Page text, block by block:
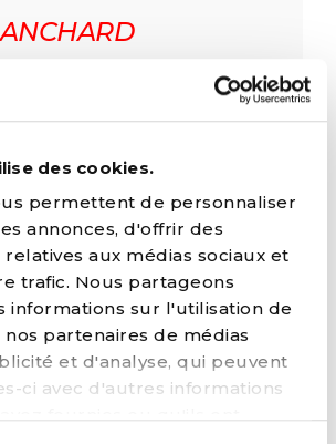
des cookies.
permettent de personnaliser
annonces, d'offrir des
aux médias sociaux et
trafic. Nous partageons
informations sur l'utilisation de
partenaires de médias
et d'analyse, qui peuvent
ci avec d'autres informations